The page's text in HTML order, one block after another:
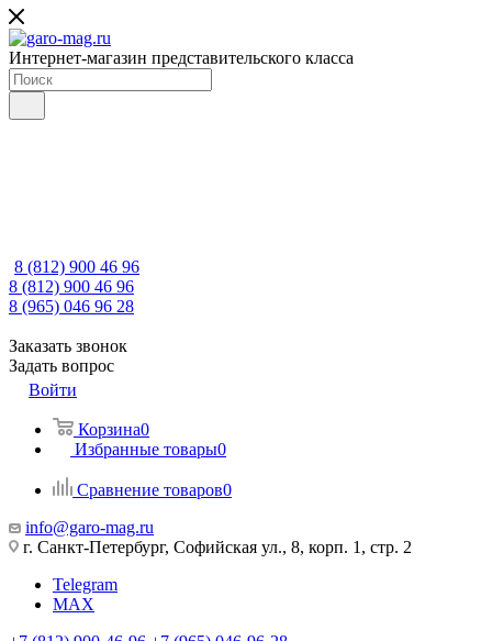
Интернет-магазин представительского класса
8 (812) 900 46 96
8 (812) 900 46 96
8 (965) 046 96 28
Заказать звонок
Задать вопрос
Войти
Корзина0
Избранные товары0
Сравнение товаров0
info@garo-mag.ru
г. Санкт-Петербург, Софийская ул., 8, корп. 1, стр. 2
Telegram
MAX